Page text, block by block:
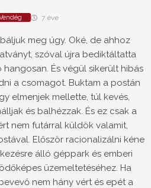
7 éve
meg úgy. Oké, de ahhoz
szóval újra bediktáltatta
És végül sikerült hibás
a csomagot. Buktam a postán
elmenjek mellette, túl kevés,
és balhézzak. És ez csak a
nem futárral küldök valamit,
Először racionalizálni kéne
álló géppark és emberi
üzemeltetéséhez. Ha
nem hány vért és epét a